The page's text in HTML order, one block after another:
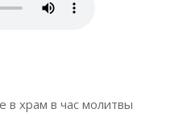
храм в час молитвы